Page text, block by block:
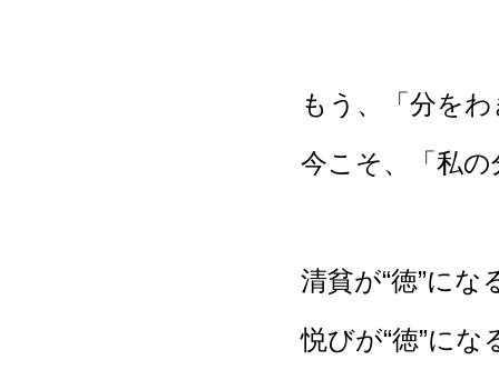
もう、「分を
今こそ、「私
清貧が“徳”にな
悦びが“徳”にな